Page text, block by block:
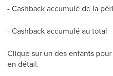
- Cashback accumulé de la
- Cashback accumulé au total
Clique sur un des enfants
en détail.